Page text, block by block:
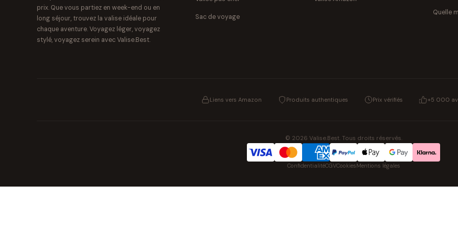
prix. Que vous partiez en week-end ou en
long séjour, trouvez la valise idéale pour
chaque aventure. Voyagez léger, voyagez
stylé, voyagez serein avec Valise.Best.
Sac de voyage
Quelle
Liens vers Amazon Produits authentiques Prix vérifiés +5 000
© 2026 Valise.Best. Tous droits réservés.
ConfidentialitéCGVCookiesMentions légales